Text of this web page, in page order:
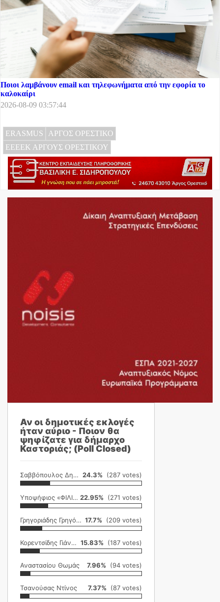
Ποιοι λαμβάνουν email και τηλεφωνήματα από την εφορία το
καλοκαίρι
2026-08-09 03:57:44
ERASMUS
ΑΡΓΟΣ ΟΡΕΣΤΙΚΟ
ΕΕΕΕΚ ΑΡΓΟΥΣ ΟΡΕΣΤΙΚΟΥ
Αν οι δημοτικές εκλογές
ήταν αύριο - Ποιον θα
ψηφίζατε για δήμαρχο
Καστοριάς; (Poll Closed)
Σαββόπουλος Δημήτρης 24.3% (287 votes)
Υποψήφιος «ΦΙΛΙΚΗ ΕΤΑΙΡΕΙΑ» 22.95% (271 votes)
Γρηγοριάδης Γρηγόρης 17.7% (209 votes)
Κορεντσίδης Γιάννης 15.83% (187 votes)
Αναστασίου Θωμάς 7.96% (94 votes)
Τσανούσας Ντίνος 7.37% (87 votes)